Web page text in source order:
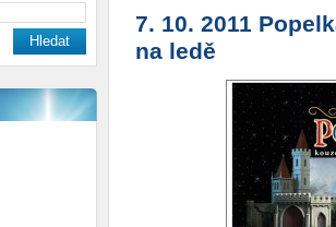
7. 10. 2011
na ledě